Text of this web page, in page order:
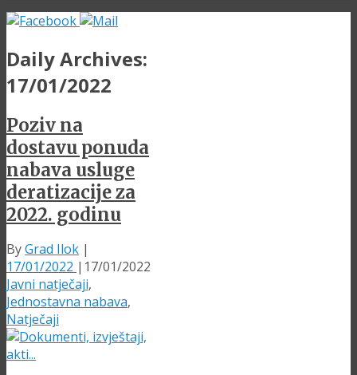
Daily Archives:
17/01/2022
Poziv na
dostavu ponuda
nabava usluge
deratizacije za
2022. godinu
ByGrad Ilok |
17/01/2022 | 17/01/2022
Javni natječaji,
Jednostavna nabava,
Natječaji